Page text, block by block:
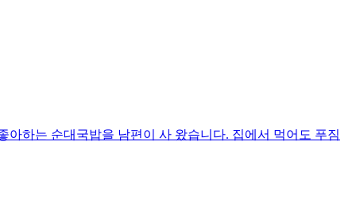
하는 순대국밥을 남편이 사 왔습니다. 집에서 먹어도 푸짐